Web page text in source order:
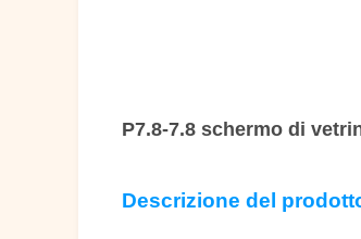
P7.8-7.8 schermo di
Descrizione del